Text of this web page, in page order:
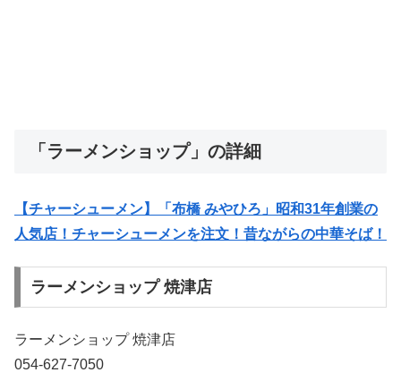
「ラーメンショップ」の詳細
【チャーシューメン】「布橋 みやひろ」昭和31年創業の
人気店！チャーシューメンを注文！昔ながらの中華そば！
ラーメンショップ 焼津店
ラーメンショップ 焼津店
054-627-7050